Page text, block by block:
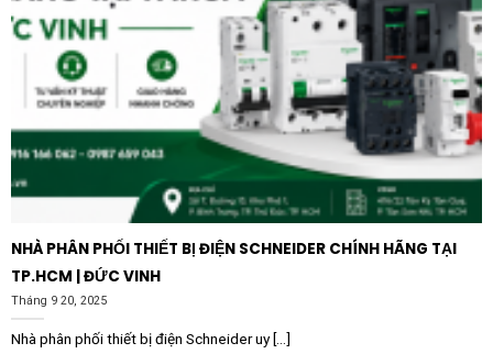
phẩm chính hãng luôn đi kèm với chế độ bảo hành rõ
ràng, đầy đủ chứng chỉ CO/CQ và được hỗ trợ kỹ thuật
chuyên sâu từ đội ngũ chuyên gia. Đầu tư vào thiết bị
chất lượng ngay từ đầu sẽ giúp doanh nghiệp tránh
được các chi phí phát sinh do hỏng hóc, cháy nổ và thời
gian dừng máy ngoài ý muốn.
NHÀ PHÂN PHỐI THIẾT BỊ ĐIỆN SCHNEIDER CHÍNH HÃNG TẠI
TP.HCM | ĐỨC VINH
Tháng 9 20, 2025
Nhà phân phối thiết bị điện Schneider uy [...]